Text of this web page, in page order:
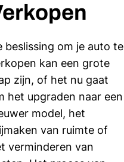
beslissing om je auto te
kan een grote
zijn, of het nu gaat
het upgraden naar een
model, het
van ruimte of
verminderen van